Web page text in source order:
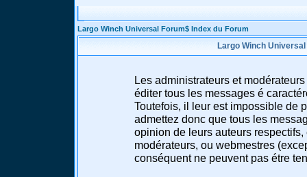
Largo Winch Universal Forum$ Index du Forum
Largo Winch
Les administrateurs et
éditer tous les messages é
Toutefois, il leur est impossible de
admettez donc que tous les
opinion de leurs auteurs
modérateurs, ou webmestres
conséquent ne peuvent pas étre